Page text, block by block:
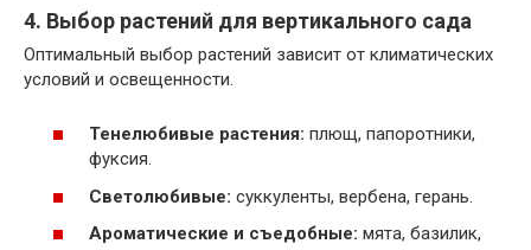
4. Выбор растений для вертикального сада
Оптимальный выбор растений зависит от климатических
условий и освещенности.
Тенелюбивые растения: плющ, папоротники,
фуксия.
Светолюбивые: суккуленты, вербена, герань.
Ароматические и съедобные: мята, базилик,